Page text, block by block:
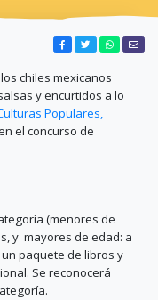
chiles mexicanos
y encurtidos a lo
Populares,
el concurso de
(menores de
y mayores de edad: a
paquete de libros y
Se reconocerá